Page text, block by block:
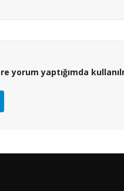
yorum yaptığımda